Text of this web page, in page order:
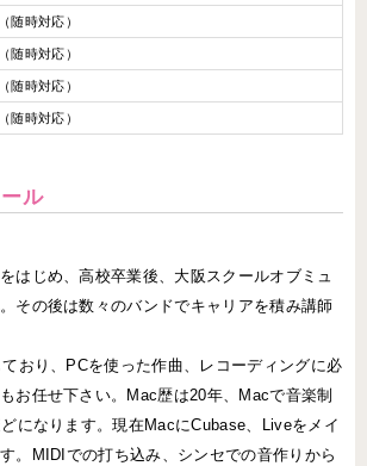
随時対応）
随時対応）
随時対応）
随時対応）
ル
はじめ、高校卒業後、大阪スクールオブミュ
その後は数々のバンドでキャリアを積み講師
おり、PCを使った作曲、レコーディングに必
お任せ下さい。Mac歴は20年、Macで音楽制
になります。現在MacにCubase、Liveをメイ
。MIDIでの打ち込み、シンセでの音作りから